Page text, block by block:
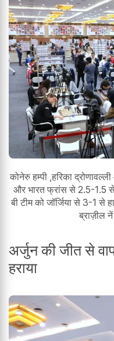
कोनेरु हम्पी ,हरिका
और भारत फ्रांस से 2.5-1.5 से
बी टीम को जॉर्जिया से 3-1 से
ब्राज़ील
अर्जुन की जीत से
हराया